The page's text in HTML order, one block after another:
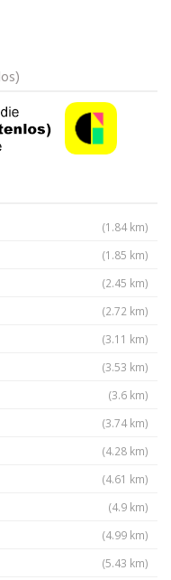
(1.84 km)
(1.85 km)
(2.45 km)
(2.72 km)
(3.11 km)
(3.53 km)
(3.6 km)
(3.74 km)
(4.28 km)
(4.61 km)
(4.9 km)
(4.99 km)
(5.43 km)